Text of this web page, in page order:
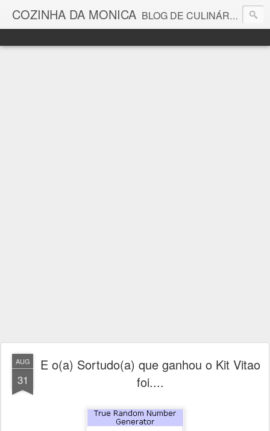
COZINHA DA MONICA BLOG DE CULINÁRIA E GASTRONOMIA COM RECEITAS, DICAS, CURIOSIDADES GASTRONÔMICAS E MUITO MAIS.
AUG
31
E o(a) Sortudo(a) que ganhou o Kit Vitao
foi....